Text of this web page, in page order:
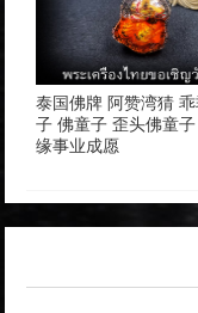
泰国佛牌 阿赞湾猜
子 佛童子 歪头佛童子
缘事业成愿